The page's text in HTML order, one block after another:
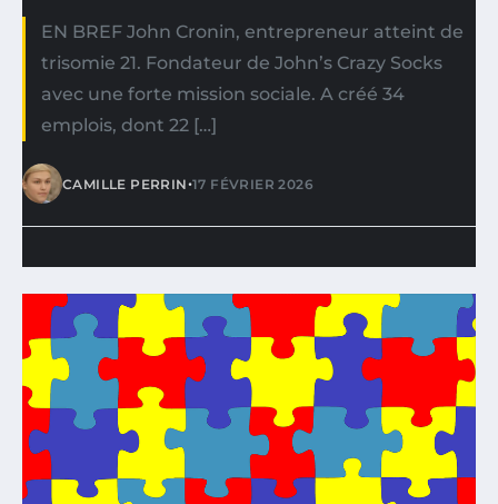
EN BREF John Cronin, entrepreneur atteint de
trisomie 21. Fondateur de John’s Crazy Socks
avec une forte mission sociale. A créé 34
emplois, dont 22 […]
CAMILLE PERRIN•17 FÉVRIER 2026